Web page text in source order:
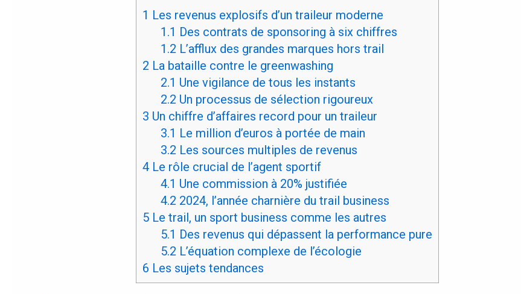
1 Les revenus explosifs d’un traileur moderne
1.1 Des contrats de sponsoring à six chiffres
1.2 L’afflux des grandes marques hors trail
2 La bataille contre le greenwashing
2.1 Une vigilance de tous les instants
2.2 Un processus de sélection rigoureux
3 Un chiffre d’affaires record pour un traileur
3.1 Le million d’euros à portée de main
3.2 Les sources multiples de revenus
4 Le rôle crucial de l’agent sportif
4.1 Une commission à 20% justifiée
4.2 2024, l’année charnière du trail business
5 Le trail, un sport business comme les autres
5.1 Des revenus qui dépassent la performance pure
5.2 L’équation complexe de l’écologie
6 Les sujets tendances